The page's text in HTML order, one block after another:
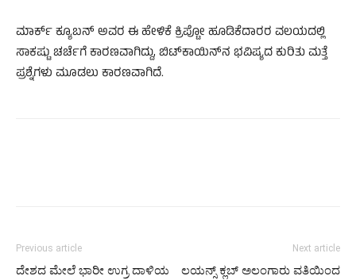
ಮಾರ್ಕ್ ಕ್ಯೂಬನ್ ಅವರ ಈ ಹೇಳಿಕೆ ಕ್ರಿಪ್ಟೋ ಹೂಡಿಕೆದಾರರ ವಲಯದಲ್ಲಿ
ಸಾಕಷ್ಟು ಚರ್ಚೆಗೆ ಕಾರಣವಾಗಿದ್ದು, ಬಿಟ್‌ಕಾಯಿನ್‌ನ ಭವಿಷ್ಯದ ಕುರಿತು ಮತ್ತೆ
ಪ್ರಶ್ನೆಗಳು ಮೂಡಲು ಕಾರಣವಾಗಿದೆ.
Previous article
ದೇಶದ ಮೇಲೆ ಭಾರೀ ಉಗ್ರ ದಾಳಿಯ
Next article
ಲಯನ್ಸ್ ಕ್ಲಬ್ ಅಲಂಗಾರು ವತಿಯಿಂದ